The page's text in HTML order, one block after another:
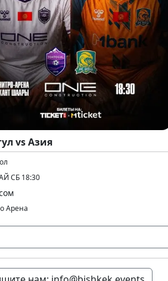
vs Азия
СБ 18:30
Арена